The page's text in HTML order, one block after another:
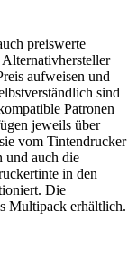
preiswerte
aufweisen und
sind
Patronen
jeweils über
vom Tintendrucker
und auch die
in den
Die
Multipack erhältlich.